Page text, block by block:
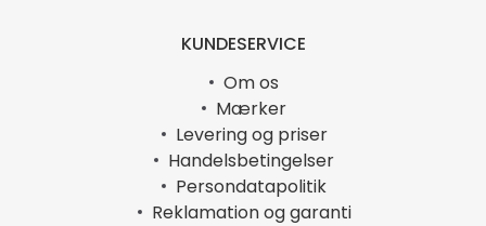
KUNDESERVICE
Om os
Mærker
Levering og priser
Handelsbetingelser
Persondatapolitik
Reklamation og garanti